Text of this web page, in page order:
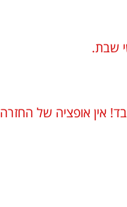
אין אופציה של החזרה